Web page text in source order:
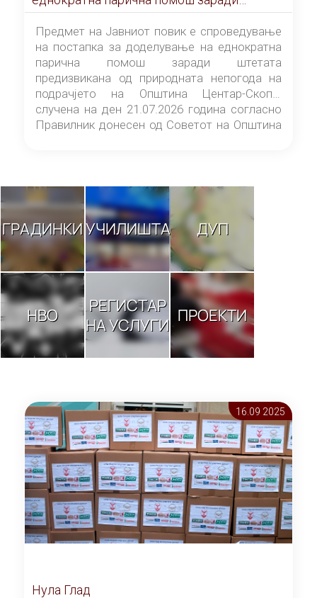
штетата предизвикана од природната
непогода на подрачјето на Општина
Центар-Скопје случена на ден 21.07.2026
година
Предмет на Јавниот повик е спроведување
на постапка за доделување на еднократна
парична помош заради штетата
предизвикана од природната непогода на
подрачјето на Општина Центар-Скопје
случена на ден 21.07.2026 година согласно
Правилник донесен од Советот на Општина
ГРАДИНКИУЧИЛИШТА ДУП
НВО
РЕГИСТАР
НА УСЛУГИ ПРОЕКТИ
16.09 2025
Нула Глад